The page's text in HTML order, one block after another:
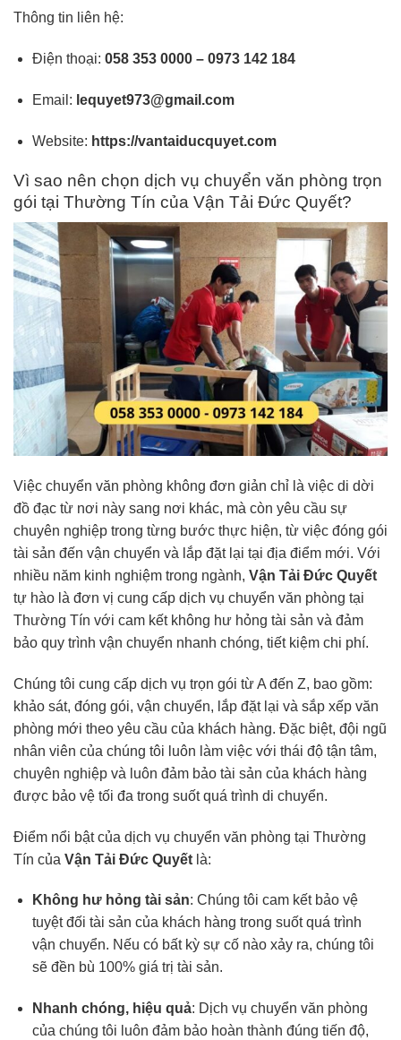
Thông tin liên hệ:
Điện thoại: 058 353 0000 – 0973 142 184
Email: lequyet973@gmail.com
Website: https://vantaiducquyet.com
Vì sao nên chọn dịch vụ chuyển văn phòng trọn
gói tại Thường Tín của Vận Tải Đức Quyết?
Việc chuyển văn phòng không đơn giản chỉ là việc di dời
đồ đạc từ nơi này sang nơi khác, mà còn yêu cầu sự
chuyên nghiệp trong từng bước thực hiện, từ việc đóng gói
tài sản đến vận chuyển và lắp đặt lại tại địa điểm mới. Với
nhiều năm kinh nghiệm trong ngành, Vận Tải Đức Quyết
tự hào là đơn vị cung cấp dịch vụ chuyển văn phòng tại
Thường Tín với cam kết không hư hỏng tài sản và đảm
bảo quy trình vận chuyển nhanh chóng, tiết kiệm chi phí.
Chúng tôi cung cấp dịch vụ trọn gói từ A đến Z, bao gồm:
khảo sát, đóng gói, vận chuyển, lắp đặt lại và sắp xếp văn
phòng mới theo yêu cầu của khách hàng. Đặc biệt, đội ngũ
nhân viên của chúng tôi luôn làm việc với thái độ tận tâm,
chuyên nghiệp và luôn đảm bảo tài sản của khách hàng
được bảo vệ tối đa trong suốt quá trình di chuyển.
Điểm nổi bật của dịch vụ chuyển văn phòng tại Thường
Tín của Vận Tải Đức Quyết là:
Không hư hỏng tài sản: Chúng tôi cam kết bảo vệ
tuyệt đối tài sản của khách hàng trong suốt quá trình
vận chuyển. Nếu có bất kỳ sự cố nào xảy ra, chúng tôi
sẽ đền bù 100% giá trị tài sản.
Nhanh chóng, hiệu quả: Dịch vụ chuyển văn phòng
của chúng tôi luôn đảm bảo hoàn thành đúng tiến độ,